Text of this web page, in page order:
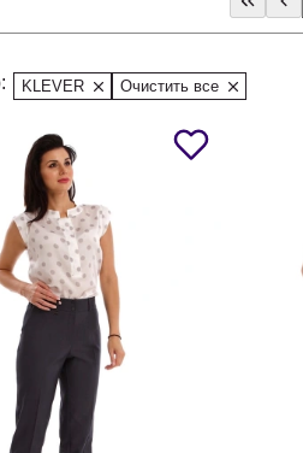
KLEVER Очистить все